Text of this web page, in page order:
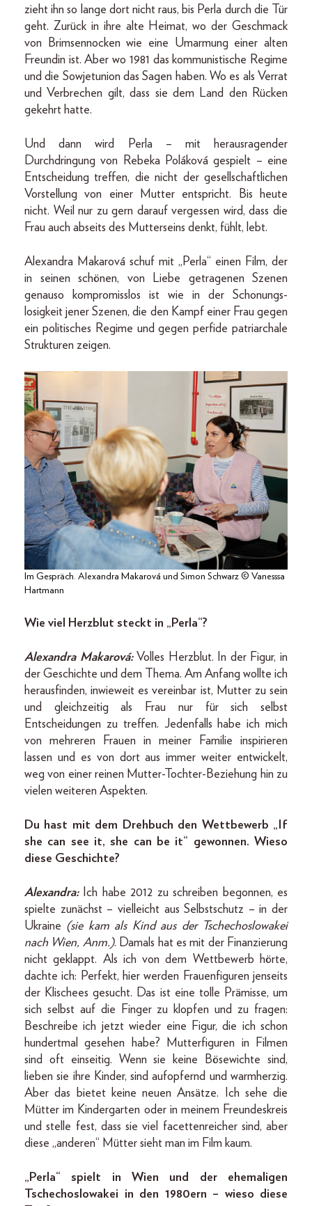
zieht ihn so lange dort nicht raus, bis Perla durch die Tür
geht. Zurück in ihre alte Heimat, wo der Geschmack
von Brimsennocken wie eine Umarmung einer alten
Freundin ist. Aber wo 1981 das kommunistische Regime
und die Sowjetunion das Sagen haben. Wo es als Verrat
und Verbrechen gilt, dass sie dem Land den Rücken
gekehrt hatte.
Und dann wird Perla – mit herausragender
Durchdringung von Rebeka Poláková gespielt – eine
Entscheidung treffen, die nicht der gesellschaftlichen
Vorstellung von einer Mutter entspricht. Bis heute
nicht. Weil nur zu gern darauf vergessen wird, dass die
Frau auch abseits des Mutterseins denkt, fühlt, lebt.
Alexandra Makarová schuf mit „Perla“ einen Film, der
in seinen schönen, von Liebe getragenen Szenen
genauso kompromisslos ist wie in der Schonungs-
losigkeit jener Szenen, die den Kampf einer Frau gegen
ein politisches Regime und gegen perfide patriarchale
Strukturen zeigen.
Im Gespräch. Alexandra Makarová und Simon Schwarz © Vanesssa
Hartmann
Wie viel Herzblut steckt in „Perla“?
Alexandra Makarová: Volles Herzblut. In der Figur, in
der Geschichte und dem Thema. Am Anfang wollte ich
herausfinden, inwieweit es vereinbar ist, Mutter zu sein
und gleichzeitig als Frau nur für sich selbst
Entscheidungen zu treffen. Jedenfalls habe ich mich
von mehreren Frauen in meiner Familie inspirieren
lassen und es von dort aus immer weiter entwickelt,
weg von einer reinen Mutter-Tochter-Beziehung hin zu
vielen weiteren Aspekten.
Du hast mit dem Drehbuch den Wettbewerb „If
she can see it, she can be it“ gewonnen. Wieso
diese Geschichte?
Alexandra:Ich habe 2012 zu schreiben begonnen, es
spielte zunächst – vielleicht aus Selbstschutz – in der
Ukraine (sie kam als Kind aus der Tschechoslowakei
nach Wien, Anm.). Damals hat es mit der Finanzierung
nicht geklappt. Als ich von dem Wettbewerb hörte,
dachte ich: Perfekt, hier werden Frauenfiguren jenseits
der Klischees gesucht. Das ist eine tolle Prämisse, um
sich selbst auf die Finger zu klopfen und zu fragen:
Beschreibe ich jetzt wieder eine Figur, die ich schon
hundertmal gesehen habe? Mutterfiguren in Filmen
sind oft einseitig. Wenn sie keine Bösewichte sind,
lieben sie ihre Kinder, sind aufopfernd und warmherzig.
Aber das bietet keine neuen Ansätze. Ich sehe die
Mütter im Kindergarten oder in meinem Freundeskreis
und stelle fest, dass sie viel facettenreicher sind, aber
diese „anderen“ Mütter sieht man im Film kaum.
„Perla“ spielt in Wien und der ehemaligen
Tschechoslowakei in den 1980ern – wieso diese